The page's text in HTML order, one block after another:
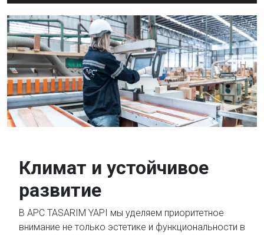
применения. Акрил, один из ключевых материалов
современной архитектуры, придает проектам
прозрачность, легкость и гибкость. Линия по
производству акрила APC TASARIM YAPI выпускает
точные, долговечные изделия различных цветов и
узоров, удовлетворяя требования разнообразных
архитектурных проектов. APC TASARIM YAPI
продолжает предлагать древесину и акрил,
сочетающие эстетику, качество и
функциональность, соответствуя самым высоким
развития. ...
Климат и устойчивое
развитие
В APC TASARIM YAPI мы уделяем приоритетное
внимание не только эстетике и функциональности в